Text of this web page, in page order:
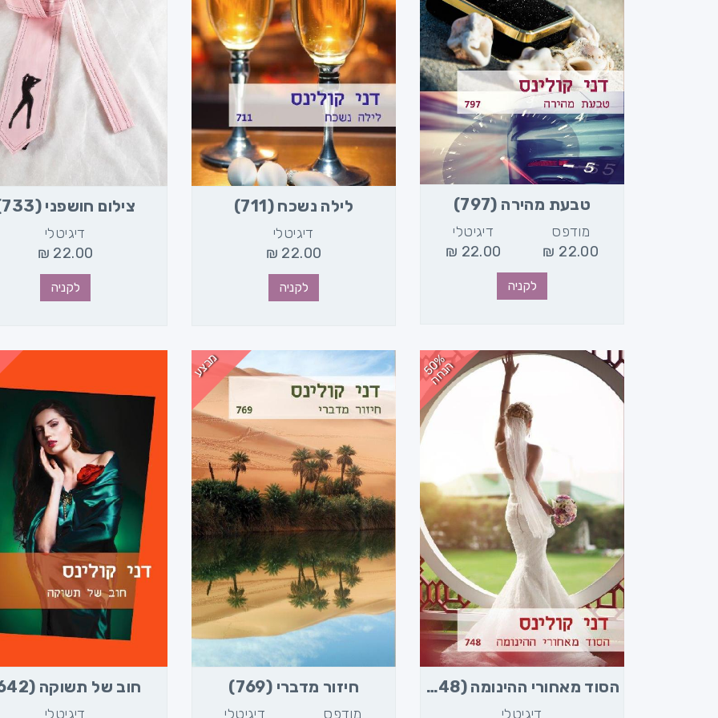
טבעת מהירה (797)
מודפס
22.00
₪
דיגיטלי
22.00
₪
לקניה
לילה נשכח (711)
דיגיטלי
22.00
₪
לקניה
צילום חושפני (733)
דיגיטלי
22.00
₪
לקניה
5
0
%
ה
נ
ח
ה
הסוד מאחורי ההינומה (748)
דיגיטלי
מבצע
חיזור מדברי (769)
מודפס
דיגיטלי
חוב של תשוקה (642)
דיגיטלי